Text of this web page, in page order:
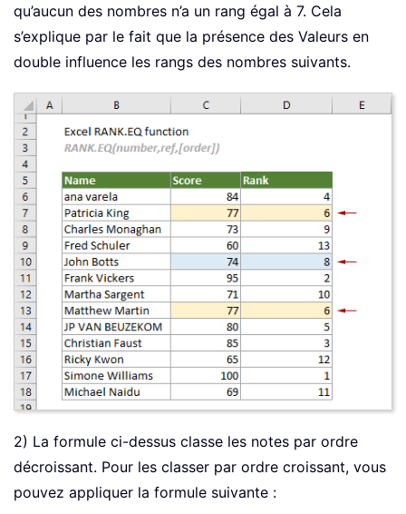
qu’aucun des nombres n’a un rang égal à 7. Cela
s’explique par le fait que la présence des Valeurs en
double influence les rangs des nombres suivants.
2) La formule ci-dessus classe les notes par ordre
décroissant. Pour les classer par ordre croissant, vous
pouvez appliquer la formule suivante :